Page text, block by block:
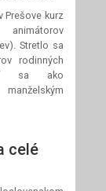
Prešove kurz
Stretlo sa
rodinných
sa ako
celé